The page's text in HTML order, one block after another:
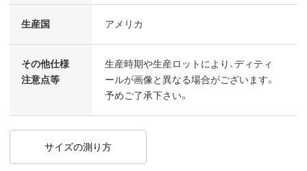
生産国 アメリカ
その他仕様
注意点等
生産時期や生産ロットにより、ディティ
ールが画像と異なる場合がございます。
予めご了承下さい。
サイズの測り方